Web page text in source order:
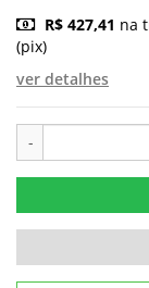
R$ 427,41 na
(pix)
ver detalhes
-